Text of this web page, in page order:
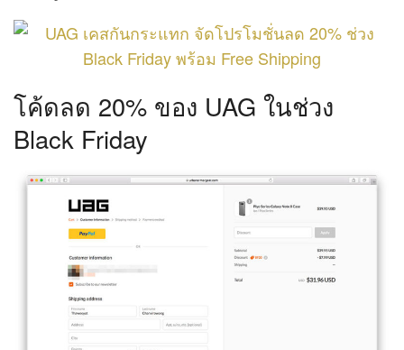
โค้ดลด 20% ของ UAG ในช่วง
Black Friday